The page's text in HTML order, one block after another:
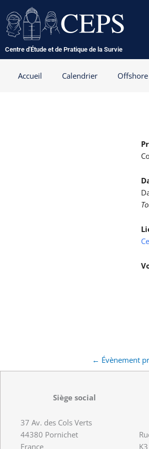
au
contenu
Centre d'Étude et de Pratique de la Survie
Accueil Calendrier
← Évènement
Siège social
37 Av. des Cols Verts
44380 Pornichet
France